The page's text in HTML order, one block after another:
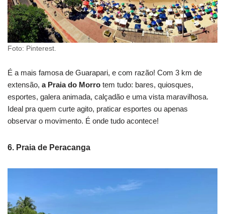
Foto: Pinterest.
É a mais famosa de Guarapari, e com razão! Com 3 km de
extensão, a Praia do Morro tem tudo: bares, quiosques,
esportes, galera animada, calçadão e uma vista maravilhosa.
Ideal pra quem curte agito, praticar esportes ou apenas
observar o movimento. É onde tudo acontece!
6. Praia de Peracanga